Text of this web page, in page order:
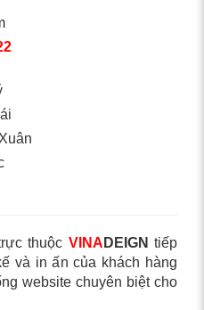
thuộc VINA DEIGN tiếp
và in ấn của khách hàng
website chuyên biệt cho